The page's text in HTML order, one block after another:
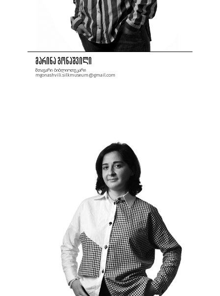
მარინა გონაშვილი
მთავარი ბიბლიოთეკარი
mgonashvili.silkmuseum@gmail.com